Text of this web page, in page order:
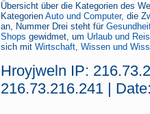
Übersicht über die Kategorien des
Kategorien Auto und Computer, die
an, Nummer Drei steht für
Shops gewidmet, um Urlaub und
sich mit Wirtschaft, Wissen und
Hroyjweln IP:
216.73.216.241 |